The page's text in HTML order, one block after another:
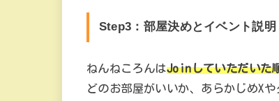
Step3：部屋決めとイベント説明
ねんねころんはJoinしていただいた
どのお部屋がいいか、あらかじめX